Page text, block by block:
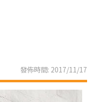
發佈時間: 2017/11/17